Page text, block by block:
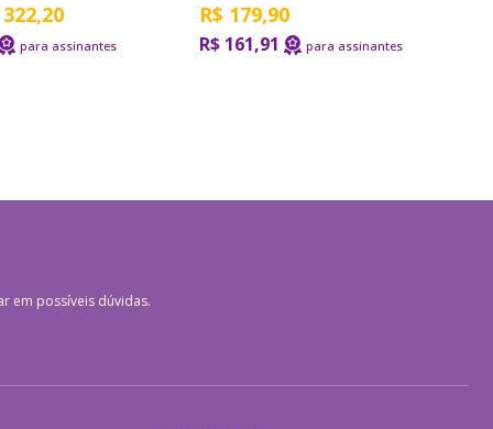
322,20 R$ 179,90
R$ 161,91
em possíveis dúvidas.